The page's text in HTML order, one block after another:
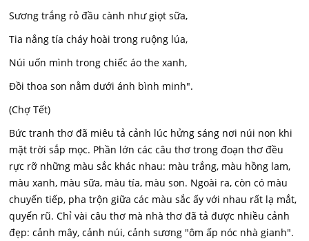
Sương trắng rỏ đầu cành như giọt sữa,
Tia nắng tía cháy hoài trong ruộng lúa,
Núi uốn mình trong chiếc áo the xanh,
Đồi thoa son nằm dưới ánh bình minh".
(Chợ Tết)
Bức tranh thơ đã miêu tả cảnh lúc hửng sáng nơi núi non khi
mặt trời sắp mọc. Phần lớn các câu thơ trong đoạn thơ đều
rực rỡ những màu sắc khác nhau: màu trắng, màu hồng lam,
màu xanh, màu sữa, màu tía, màu son. Ngoài ra, còn có màu
chuyến tiếp, pha trộn giữa các màu sắc ấy với nhau rất lạ mắt,
quyến rũ. Chỉ vài câu thơ mà nhà thơ đã tả được nhiều cảnh
đẹp: cảnh mây, cảnh núi, cảnh sương "ôm ấp nóc nhà gianh".